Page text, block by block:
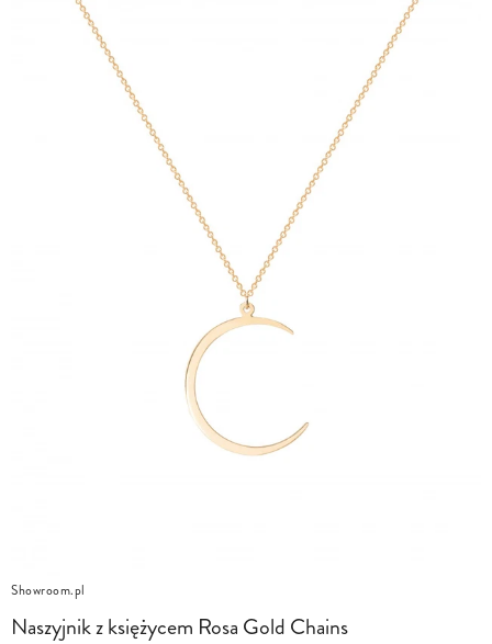
Showroom.pl
Naszyjnik z księżycem Rosa Gold Chains